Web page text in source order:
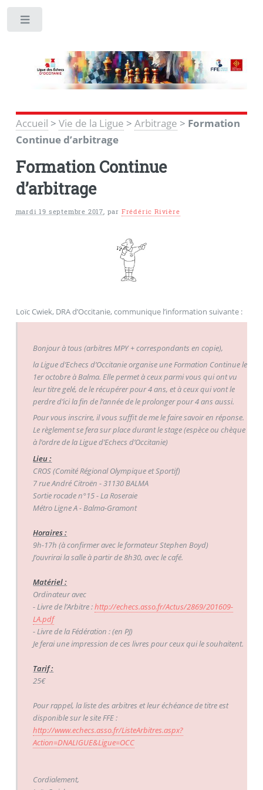
Accueil > Vie de la Ligue > Arbitrage > Formation
Continue d’arbitrage
Formation Continue
d’arbitrage
mardi 19 septembre 2017, par Frédéric Rivière
Loïc Cwiek, DRA d’Occitanie, communique l’information suivante :
Bonjour à tous (arbitres MPY + correspondants en copie),
la Ligue d’Echecs d’Occitanie organise une Formation Continue le
1er octobre à Balma. Elle permet à ceux parmi vous qui ont vu
leur titre gelé, de le récupérer pour 4 ans, et à ceux qui vont le
perdre d’ici la fin de l’année de le prolonger pour 4 ans aussi.
Pour vous inscrire, il vous suffit de me le faire savoir en réponse.
Le règlement se fera sur place durant le stage (espèce ou chèque
à l’ordre de la Ligue d’Echecs d’Occitanie)
Lieu :
CROS (Comité Régional Olympique et Sportif)
7 rue André Citroën - 31130 BALMA
Sortie rocade n°15 - La Roseraie
Métro Ligne A - Balma-Gramont
Horaires :
9h-17h (à confirmer avec le formateur Stephen Boyd)
J’ouvrirai la salle à partir de 8h30, avec le café.
Matériel :
Ordinateur avec
- Livre de l’Arbitre :http://echecs.asso.fr/Actus/2869/201609-
LA.pdf
- Livre de la Fédération : (en PJ)
Je ferai une impression de ces livres pour ceux qui le souhaitent.
Tarif :
25€
Pour rappel, la liste des arbitres et leur échéance de titre est
disponible sur le site FFE :
http://www.echecs.asso.fr/ListeArbitres.aspx?
Action=DNALIGUE&Ligue=OCC
Cordialement,